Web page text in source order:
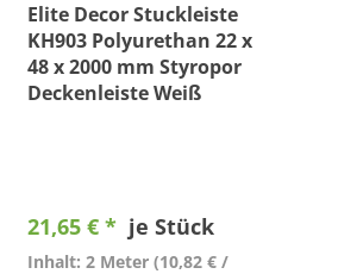
Elite Decor Stuckleiste
KH903 Polyurethan 22 x
48 x 2000 mm Styropor
Deckenleiste Weiß
21,65 € * je Stück
Inhalt: 2 Meter (10,82 € /